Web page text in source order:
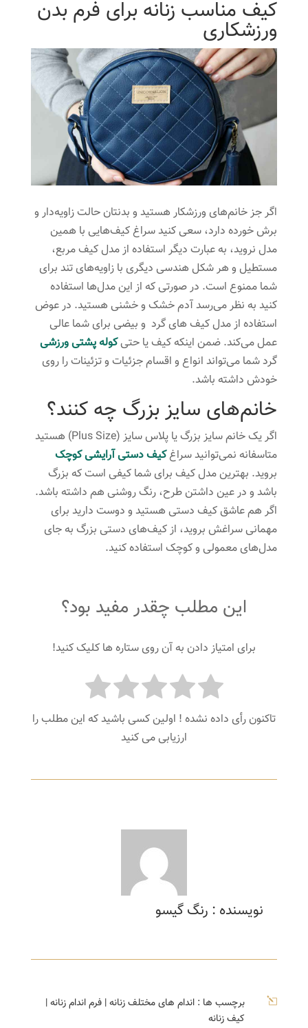
کیف مناسب زنانه برای فرم بدن
ورزشکاری
اگر جز خانم‌های ورزشکار هستید و بدنتان حالت زاویه‌دار و
برش خورده دارد، سعی کنید سراغ کیف‌هایی با همین
مدل نروید، به عبارت دیگر استفاده از مدل کیف مربع،
مستطیل و هر شکل هندسی دیگری با زاویه‌های تند برای
شما ممنوع است. در صورتی که از این مدل‌ها استفاده
کنید به نظر می‌رسد آدم خشک و خشنی هستید. در عوض
استفاده از مدل کیف های گرد و بیضی برای شما عالی
عمل می‌کند. ضمن اینکه کیف یا حتیکوله پشتی ورزشی
گرد شما می‌تواند انواع و اقسام جزئیات و تزئینات را روی
خودش داشته باشد.
خانم‌های سایز بزرگ چه کنند؟
اگر یک خانم سایز بزرگ یا پلاس سایز (Plus Size) هستید
متاسفانه نمی‌توانید سراغکیف‌ دستی آرایشی کوچک
بروید. بهترین مدل کیف برای شما کیفی است که بزرگ
باشد و در عین داشتن طرح‌، رنگ روشنی هم داشته باشد.
اگر هم عاشق کیف دستی هستید و دوست دارید برای
مهمانی سراغش بروید، از کیف‌های دستی بزرگ به جای
مدل‌های معمولی و کوچک استفاده کنید.
این مطلب چقدر مفید بود؟
برای امتیاز دادن به آن روی ستاره ها کلیک کنید!
تاکنون رأی داده نشده ! اولین کسی باشید که این مطلب را
ارزیابی می کنید
نویسنده : رنگ گیسو
l برچسب ها : اندام های مختلف زنانه| فرم اندام زنانه|
کیف زنانه